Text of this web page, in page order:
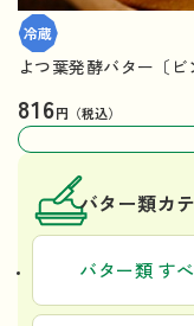
よつ葉発酵バター〔ビ
816円（税込）
バター類カ
バター類 す